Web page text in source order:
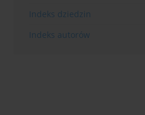
Indeks dziedzin
Indeks autorów